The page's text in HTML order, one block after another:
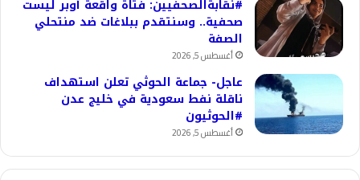
#نقابةالصحفيين: فتاة واقعة أوبر ليست
صحفية.. وسنتقدم ببلاغات ضد منتحلي
الصفة
أغسطس 5, 2026
عاجل- جماعة الحوثي تعلن استهداف
ناقلة نفط سعودية في خليج عدن
#الحوثيون
أغسطس 5, 2026